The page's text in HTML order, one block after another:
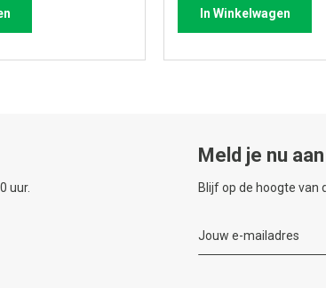
In Winkelwagen
uur.
Meld je nu
Blijf op de hoogte van